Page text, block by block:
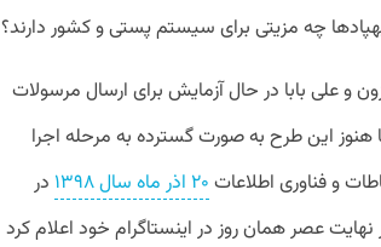
پهپادها چه مزیتی برای سیستم پستی و کشور دارند؟
علی بابا در حال آزمایش برای ارسال مرسولات
این طرح‌ به صورت گسترده به مرحله اجرا
و فناوری اطلاعات ۲۰ اذر ماه سال ۱۳۹۸
در
نهایت عصر همان روز در اینستاگرام خود اعلام کرد